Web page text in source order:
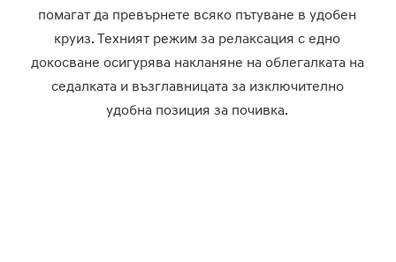
помагат да превърнете всяко пътуване в удобен
круиз. Техният режим за релаксация с едно
докосване осигурява накланяне на облегалката на
седалката и възглавницата за изключително
удобна позиция за почивка.